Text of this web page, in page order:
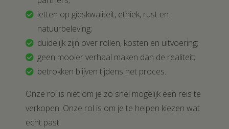
letten op gidskwaliteit, ethiek, rust en
natuurbeleving;
duidelijk zijn over rollen, kosten en uitvoering;
geen mooier verhaal maken dan de realiteit;
betrokken blijven tijdens het proces.
Onze rol is niet om je zo snel mogelijk een reis te
verkopen. Onze rol is om je te helpen kiezen wat
echt past.